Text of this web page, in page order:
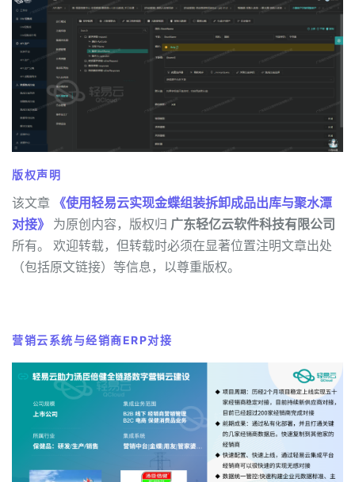
版权声明
该文章 《使用轻易云实现金蝶组装拆卸成品出库与聚水潭
对接》 为原创内容，版权归 广东轻亿云软件科技有限公司
所有。 欢迎转载，但转载时必须在显著位置注明文章出处
（包括原文链接）等信息，以尊重版权。
营销云系统与经销商ERP对接